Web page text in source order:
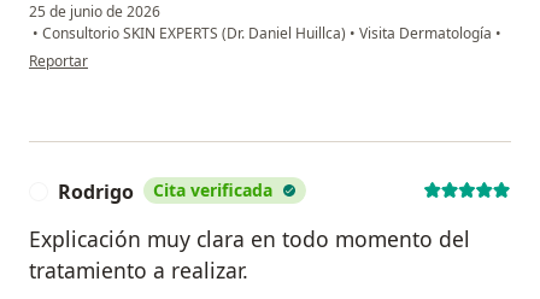
25 de junio de 2026
• Consultorio SKIN EXPERTS (Dr. Daniel Huillca) • Visita Dermatología •
en opinión del usuario Zaubira
Reportar
Rodrigo Cita verificada
Explicación muy clara en todo momento del
tratamiento a realizar.